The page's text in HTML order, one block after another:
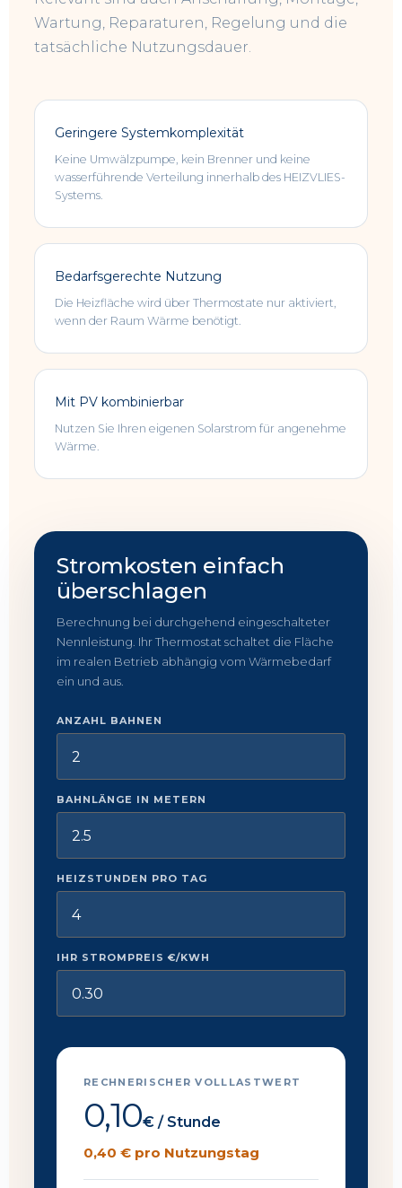
Wartung, Reparaturen, Regelung und die
tatsächliche Nutzungsdauer.
Geringere Systemkomplexität
Keine Umwälzpumpe, kein Brenner und keine
wasserführende Verteilung innerhalb des HEIZVLIES-
Systems.
Bedarfsgerechte Nutzung
Die Heizfläche wird über Thermostate nur aktiviert,
wenn der Raum Wärme benötigt.
Mit PV kombinierbar
Nutzen Sie Ihren eigenen Solarstrom für angenehme
Wärme.
Stromkosten einfach
überschlagen
Berechnung bei durchgehend eingeschalteter
Nennleistung. Ihr Thermostat schaltet die Fläche
im realen Betrieb abhängig vom Wärmebedarf
ein und aus.
ANZAHL BAHNEN
BAHNLÄNGE IN METERN
HEIZSTUNDEN PRO TAG
IHR STROMPREIS €/KWH
RECHNERISCHER VOLLLASTWERT
0,10€ / Stunde
0,40 € pro Nutzungstag